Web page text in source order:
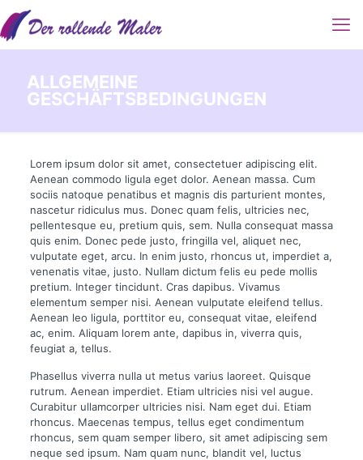
ALLGEMEINE
GESCHÄFTSBEDINGUNGEN
Lorem ipsum dolor sit amet, consectetuer adipiscing elit.
Aenean commodo ligula eget dolor. Aenean massa. Cum
sociis natoque penatibus et magnis dis parturient montes,
nascetur ridiculus mus. Donec quam felis, ultricies nec,
pellentesque eu, pretium quis, sem. Nulla consequat massa
quis enim. Donec pede justo, fringilla vel, aliquet nec,
vulputate eget, arcu. In enim justo, rhoncus ut, imperdiet a,
venenatis vitae, justo. Nullam dictum felis eu pede mollis
pretium. Integer tincidunt. Cras dapibus. Vivamus
elementum semper nisi. Aenean vulputate eleifend tellus.
Aenean leo ligula, porttitor eu, consequat vitae, eleifend
ac, enim. Aliquam lorem ante, dapibus in, viverra quis,
feugiat a, tellus.
Phasellus viverra nulla ut metus varius laoreet. Quisque
rutrum. Aenean imperdiet. Etiam ultricies nisi vel augue.
Curabitur ullamcorper ultricies nisi. Nam eget dui. Etiam
rhoncus. Maecenas tempus, tellus eget condimentum
rhoncus, sem quam semper libero, sit amet adipiscing sem
neque sed ipsum. Nam quam nunc, blandit vel, luctus